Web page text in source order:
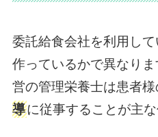
委託給食会社を利用し
作っているかで異なり
営の管理栄養士は患者様
導に従事することが主な